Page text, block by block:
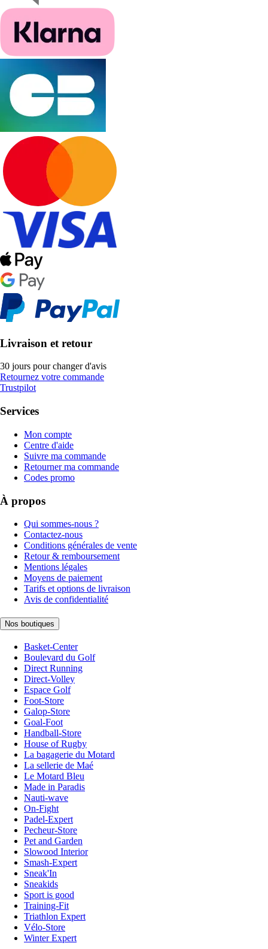
Livraison et retour
30 jours pour changer d'avis
Retournez votre commande
Trustpilot
Services
Mon compte
Centre d'aide
Suivre ma commande
Retourner ma commande
Codes promo
À propos
Qui sommes-nous ?
Contactez-nous
Conditions générales de vente
Retour & remboursement
Mentions légales
Moyens de paiement
Tarifs et options de livraison
Avis de confidentialité
Nos boutiques
Basket-Center
Boulevard du Golf
Direct Running
Direct-Volley
Espace Golf
Foot-Store
Galop-Store
Goal-Foot
Handball-Store
House of Rugby
La bagagerie du Motard
La sellerie de Maé
Le Motard Bleu
Made in Paradis
Nauti-wave
On-Fight
Padel-Expert
Pecheur-Store
Pet and Garden
Slowood Interior
Smash-Expert
Sneak'In
Sneakids
Sport is good
Training-Fit
Triathlon Expert
Vélo-Store
Winter Expert